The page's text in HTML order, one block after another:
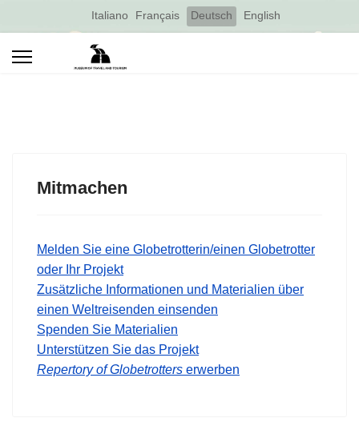
Select your language
Italiano Français Deutsch English
Mitmachen
Melden Sie eine Globetrotterin/einen Globetrotter
oder Ihr Projekt
Zusätzliche Informationen und Materialien über
einen Weltreisenden einsenden
Spenden Sie Materialien
Unterstützen Sie das Projekt
Repertory of Globetrotters erwerben